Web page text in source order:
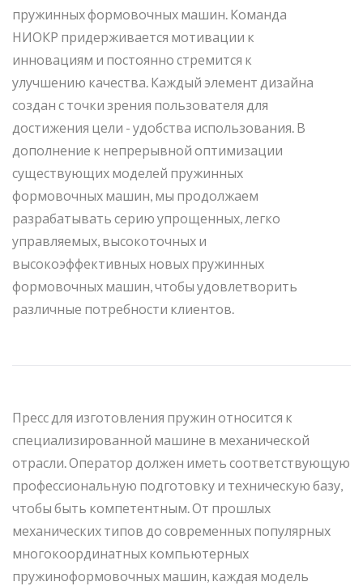
пружинных формовочных машин. Команда
НИОКР придерживается мотивации к
инновациям и постоянно стремится к
улучшению качества. Каждый элемент дизайна
создан с точки зрения пользователя для
достижения цели - удобства использования. В
дополнение к непрерывной оптимизации
существующих моделей пружинных
формовочных машин, мы продолжаем
разрабатывать серию упрощенных, легко
управляемых, высокоточных и
высокоэффективных новых пружинных
формовочных машин, чтобы удовлетворить
различные потребности клиентов.
Пресс для изготовления пружин относится к
специализированной машине в механической
отрасли. Оператор должен иметь соответствующую
профессиональную подготовку и техническую базу,
чтобы быть компетентным. От прошлых
механических типов до современных популярных
многокоординатных компьютерных
пружиноформовочных машин, каждая модель